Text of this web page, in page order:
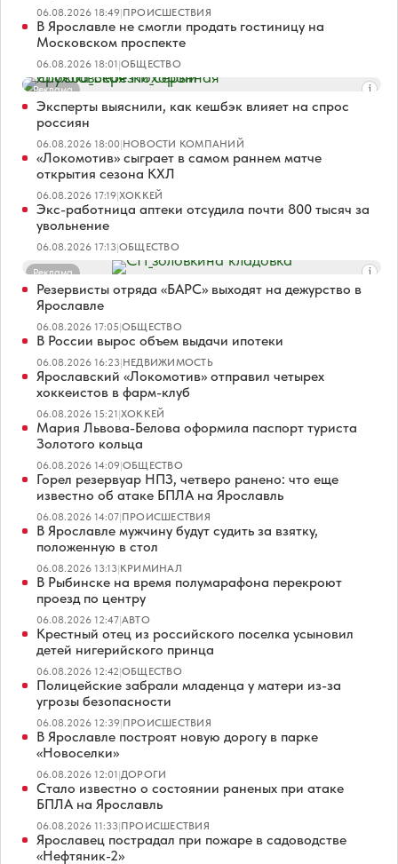
06.08.2026 18:49|ПРОИСШЕСТВИЯ
В Ярославле не смогли продать гостиницу на
Московском проспекте
06.08.2026 18:01|ОБЩЕСТВО
Реклама
Эксперты выяснили, как кешбэк влияет на спрос
россиян
06.08.2026 18:00|НОВОСТИ КОМПАНИЙ
«Локомотив» сыграет в самом раннем матче
открытия сезона КХЛ
06.08.2026 17:19|ХОККЕЙ
Экс-работница аптеки отсудила почти 800 тысяч за
увольнение
06.08.2026 17:13|ОБЩЕСТВО
Реклама
Резервисты отряда «БАРС» выходят на дежурство в
Ярославле
06.08.2026 17:05|ОБЩЕСТВО
В России вырос объем выдачи ипотеки
06.08.2026 16:23|НЕДВИЖИМОСТЬ
Ярославский «Локомотив» отправил четырех
хоккеистов в фарм-клуб
06.08.2026 15:21|ХОККЕЙ
Мария Львова-Белова оформила паспорт туриста
Золотого кольца
06.08.2026 14:09|ОБЩЕСТВО
Горел резервуар НПЗ, четверо ранено: что еще
известно об атаке БПЛА на Ярославль
06.08.2026 14:07|ПРОИСШЕСТВИЯ
В Ярославле мужчину будут судить за взятку,
положенную в стол
06.08.2026 13:13|КРИМИНАЛ
В Рыбинске на время полумарафона перекроют
проезд по центру
06.08.2026 12:47|АВТО
Крестный отец из российского поселка усыновил
детей нигерийского принца
06.08.2026 12:42|ОБЩЕСТВО
Полицейские забрали младенца у матери из-за
угрозы безопасности
06.08.2026 12:39|ПРОИСШЕСТВИЯ
В Ярославле построят новую дорогу в парке
«Новоселки»
06.08.2026 12:01|ДОРОГИ
Стало известно о состоянии раненых при атаке
БПЛА на Ярославль
06.08.2026 11:33|ПРОИСШЕСТВИЯ
Ярославец пострадал при пожаре в садоводстве
«Нефтяник-2»